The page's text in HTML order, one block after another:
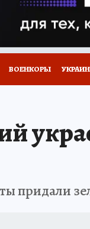
ВОЕНКОРЫ
придали